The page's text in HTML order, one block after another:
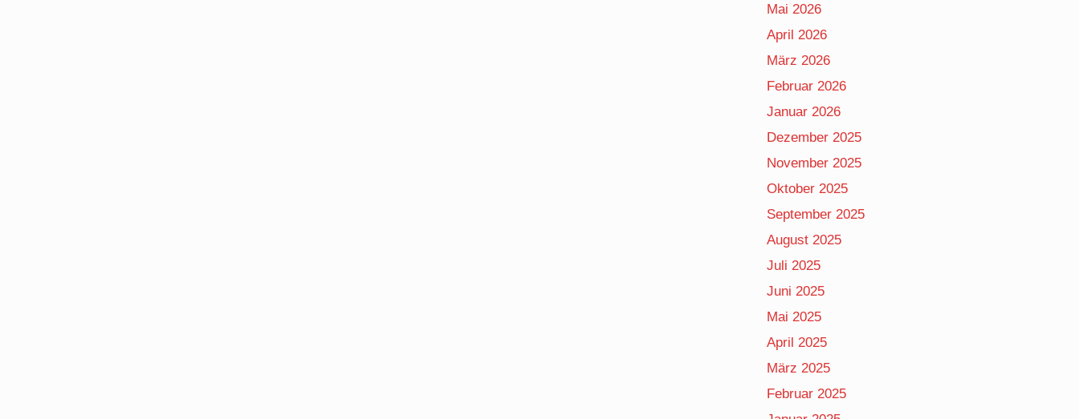
Mai 2026
April 2026
März 2026
Februar 2026
Januar 2026
Dezember 2025
November 2025
Oktober 2025
September 2025
August 2025
Juli 2025
Juni 2025
Mai 2025
April 2025
März 2025
Februar 2025